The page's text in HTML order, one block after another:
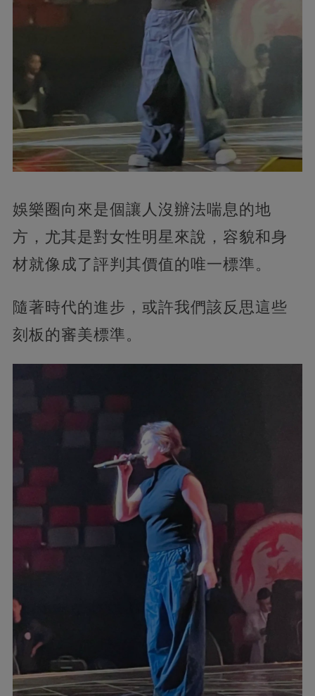
娛樂圈向來是個讓人沒辦法喘息的地
方，尤其是對女性明星來說，容貌和身
材就像成了評判其價值的唯一標準。
隨著時代的進步，或許我們該反思這些
刻板的審美標準。